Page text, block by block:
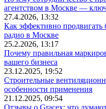
агентством в Москве —
27.4.2026, 13:32
Как эффективно
радио в Москве
25.2.2026, 13:17
Почему правильная
вашего бизнеса
23.12.2025, 19:52
Строительные
особенности применения
21.12.2025, 09:54
Отзывы о Gracex: что